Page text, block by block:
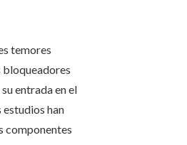
temores
bloqueadores
entrada en el
han
componentes